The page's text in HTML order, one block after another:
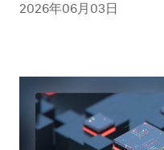
2026年06月03日